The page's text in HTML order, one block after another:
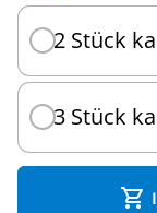
2 Stück
3 Stück
shopping_cart